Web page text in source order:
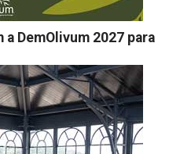
DemOlivum 2027 para